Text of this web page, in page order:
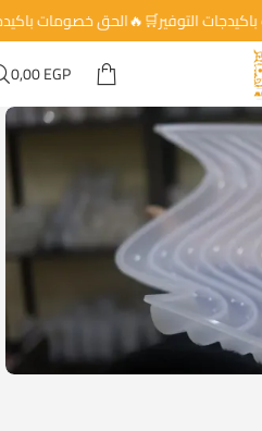
التوفير🛒🔥الحق خصومات
0,00EGP